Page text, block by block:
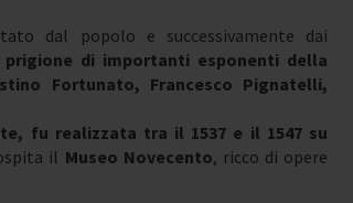
dal popolo e successivamente dai
prigione di importanti esponenti della
Fortunato, Francesco Pignatelli,
, fu realizzata tra il 1537 e il 1547 su
il Museo Novecento, ricco di opere